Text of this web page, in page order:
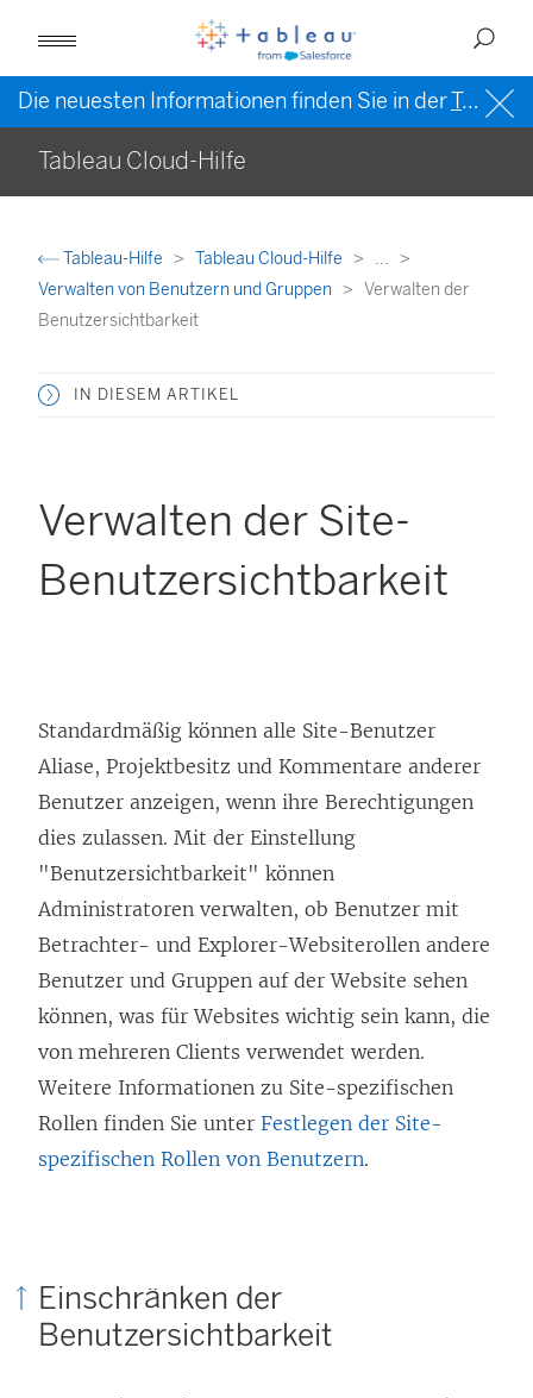
Die neuesten Informationen finden Sie in derTableau-Hilfe in englischer Sprache (US)
Tableau Cloud-Hilfe
Tableau-Hilfe Tableau Cloud-Hilfe
...
Verwalten von Benutzern und Gruppen
Verwalten der
Benutzersichtbarkeit
IN DIESEM ARTIKEL
Verwalten der Site-
Benutzersichtbarkeit
Standardmäßig können alle Site-Benutzer
Aliase, Projektbesitz und Kommentare anderer
Benutzer anzeigen, wenn ihre Berechtigungen
dies zulassen. Mit der Einstellung
"Benutzersichtbarkeit" können
Administratoren verwalten, ob Benutzer mit
Betrachter- und Explorer-Websiterollen andere
Benutzer und Gruppen auf der Website sehen
können, was für Websites wichtig sein kann, die
von mehreren Clients verwendet werden.
Weitere Informationen zu Site-spezifischen
Rollen finden Sie unter Festlegen der Site-
spezifischen Rollen von Benutzern.
Einschränken der
Benutzersichtbarkeit